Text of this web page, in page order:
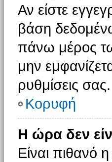
Αν είστε
βάση
πάνω μέρος
μην
ρυθμίσεις σας.
Κορυφή
Η ώρα δεν
Είναι πιθανό